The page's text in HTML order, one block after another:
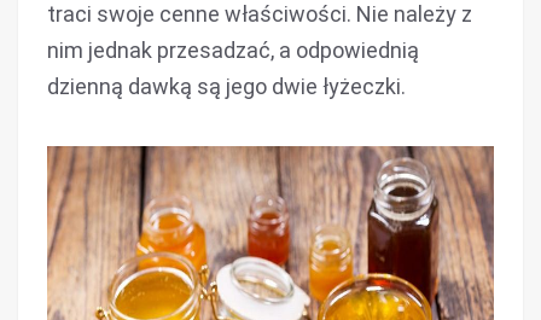
traci swoje cenne właściwości. Nie należy z
nim jednak przesadzać, a odpowiednią
dzienną dawką są jego dwie łyżeczki.